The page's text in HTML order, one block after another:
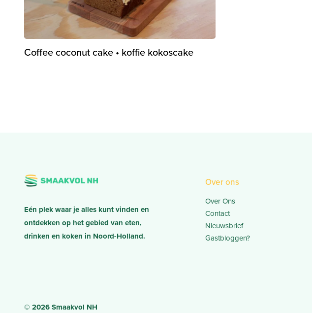
Coffee coconut cake • koffie kokoscake
Eén plek waar je alles kunt vinden en
ontdekken op het gebied van eten,
drinken en koken in Noord-Holland.
Over ons
Over Ons
Contact
Nieuwsbrief
Gastbloggen?
© 2026 Smaakvol NH